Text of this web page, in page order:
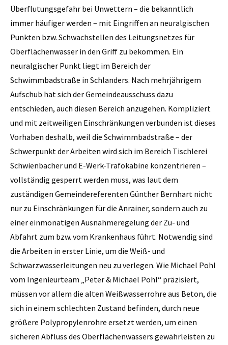
Überflutungsgefahr bei Unwettern – die bekanntlich
immer häufiger werden – mit Eingriffen an neuralgischen
Punkten bzw. Schwachstellen des Leitungsnetzes für
Oberflächenwasser in den Griff zu bekommen. Ein
neuralgischer Punkt liegt im Bereich der
Schwimmbadstraße in Schlanders. Nach mehrjährigem
Aufschub hat sich der Gemeindeausschuss dazu
entschieden, auch diesen Bereich anzugehen. Kompliziert
und mit zeitweiligen Einschränkungen verbunden ist dieses
Vorhaben deshalb, weil die Schwimmbadstraße – der
Schwerpunkt der Arbeiten wird sich im Bereich Tischlerei
Schwienbacher und E-Werk-Trafokabine konzentrieren –
vollständig gesperrt werden muss, was laut dem
zuständigen Gemeindereferenten Günther Bernhart nicht
nur zu Einschränkungen für die Anrainer, sondern auch zu
einer einmonatigen Ausnahmeregelung der Zu- und
Abfahrt zum bzw. vom Krankenhaus führt. Notwendig sind
die Arbeiten in erster Linie, um die Weiß- und
Schwarzwasserleitungen neu zu verlegen. Wie Michael Pohl
vom Ingenieurteam „Peter & Michael Pohl“ präzisiert,
müssen vor allem die alten Weißwasserrohre aus Beton, die
sich in einem schlechten Zustand befinden, durch neue
größere Polypropylenrohre ersetzt werden, um einen
sicheren Abfluss des Oberflächenwassers gewährleisten zu